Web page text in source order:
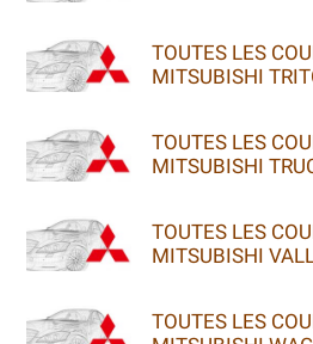
TOUTES LES
MITSUBISHI
TOUTES LES
MITSUBISHI
TOUTES LES
MITSUBISHI
TOUTES LES